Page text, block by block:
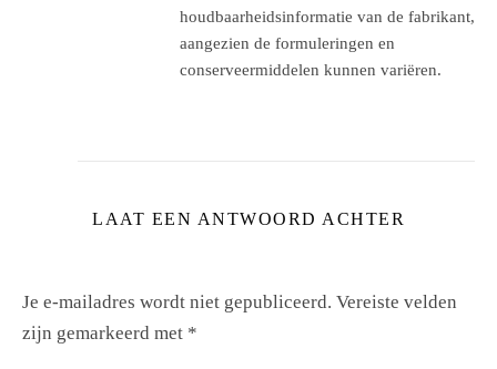
houdbaarheidsinformatie van de fabrikant,
aangezien de formuleringen en
conserveermiddelen kunnen variëren.
LAAT EEN ANTWOORD ACHTER
Je e-mailadres wordt niet gepubliceerd. Vereiste velden
zijn gemarkeerd met *